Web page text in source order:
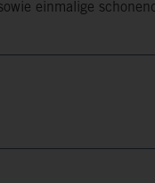
einmalige